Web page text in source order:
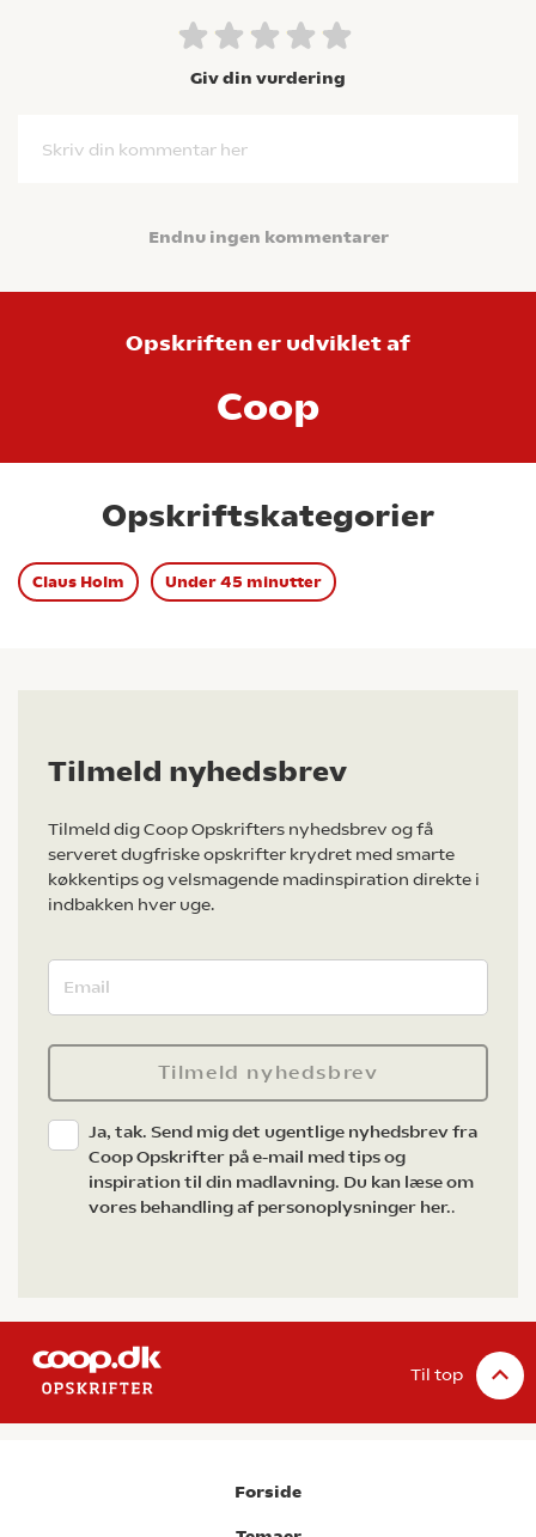
Giv din vurdering
Skriv din kommentar her
Endnu ingen kommentarer
Opskriften er udviklet af
Coop
Opskriftskategorier
Claus Holm Under 45 minutter
Tilmeld nyhedsbrev
Tilmeld dig Coop Opskrifters nyhedsbrev og få
serveret dugfriske opskrifter krydret med smarte
køkkentips og velsmagende madinspiration direkte i
indbakken hver uge.
Tilmeld nyhedsbrev
Ja, tak. Send mig det ugentlige nyhedsbrev fra
Coop Opskrifter på e-mail med tips og
inspiration til din madlavning. Du kan læse om
vores behandling af personoplysninger her..
Til top
Forside